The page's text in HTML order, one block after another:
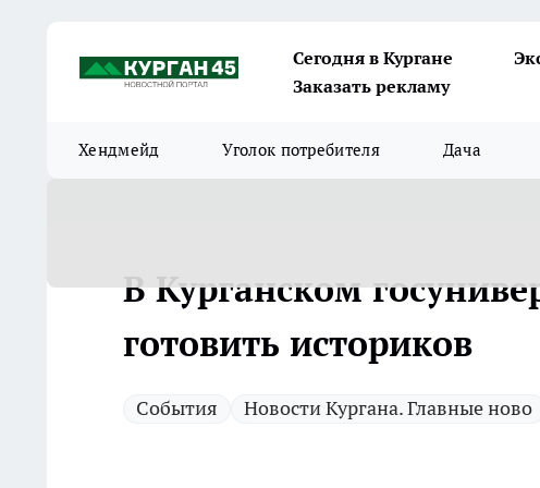
Сегодня в Кургане
Заказать рекламу
Хендмейд Уголок потребителя Дача
В Курганском
готовить историков
Cобытия Новости Кургана. Главные ново